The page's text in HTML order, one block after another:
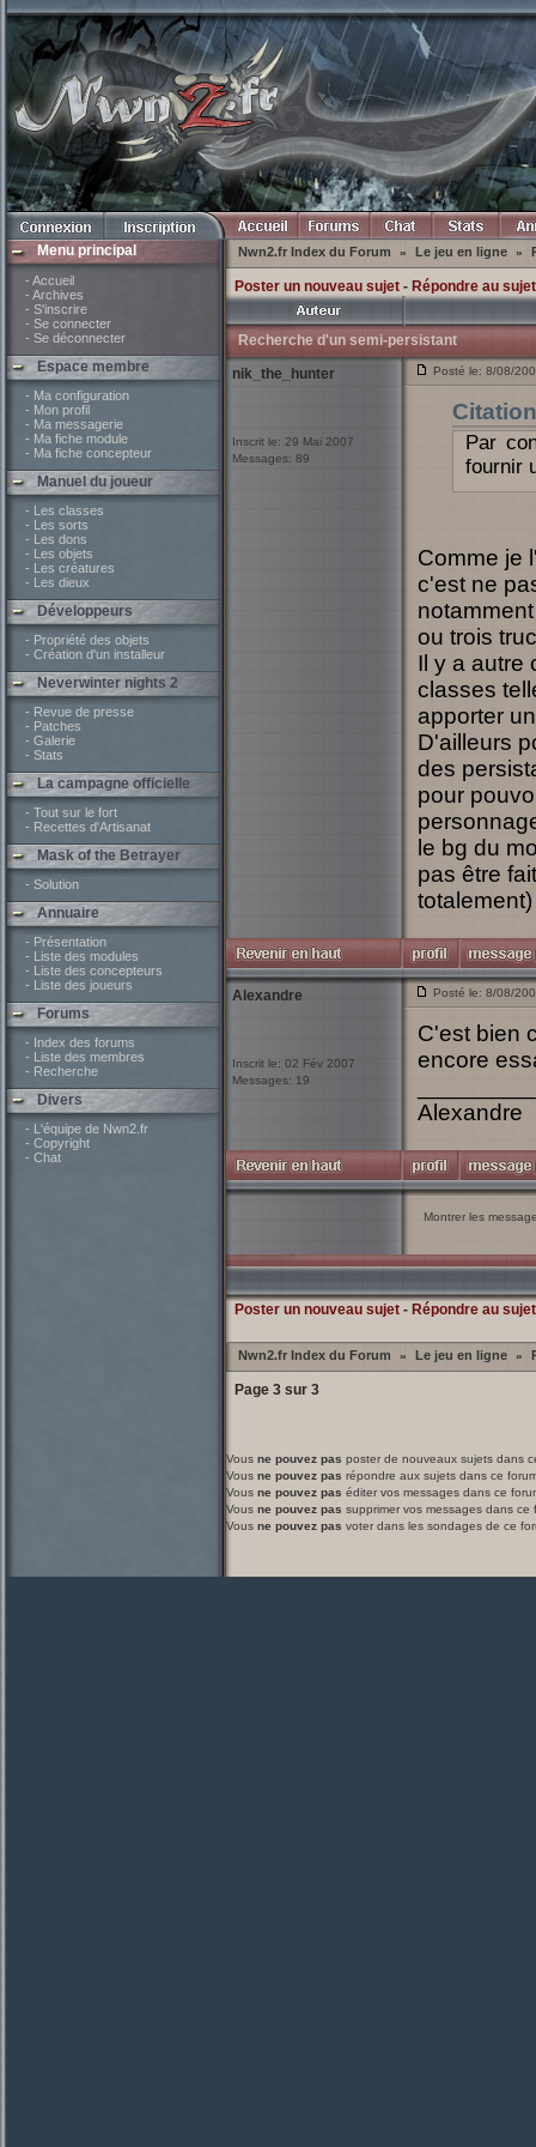
Menu principal
- Accueil
- Archives
- S'inscrire
- Se connecter
- Se déconnecter
Espace membre
- Ma configuration
- Mon profil
- Ma messagerie
- Ma fiche module
- Ma fiche concepteur
Manuel du joueur
- Les classes
- Les sorts
- Les dons
- Les objets
- Les créatures
- Les dieux
Développeurs
- Propriété des objets
- Création d'un installeur
Neverwinter nights 2
- Revue de presse
- Patches
- Galerie
- Stats
La campagne officielle
- Tout sur le fort
- Recettes d'Artisanat
Mask of the Betrayer
- Solution
Annuaire
- Présentation
- Liste des modules
- Liste des concepteurs
- Liste des joueurs
Forums
- Index des forums
- Liste des membres
- Recherche
Divers
- L'équipe de Nwn2.fr
- Copyright
- Chat
Nwn2.fr Index du Forum » Le jeu en ligne »
Poster un nouveau sujet- Répondre au sujet
Recherche d'un semi-persistant
nik_the_hunter
Inscrit le: 29 Mai 2007
Messages: 89
Posté le: 8/08/
Citation
Par
fournir
Comme je
c'est ne
ou trois
Il y a autre
classes
apporter
D'ailleurs
des
pour
le bg du
pas être
Alexandre
Inscrit le: 02 Fév 2007
Messages: 19
Posté le: 8/08/
C'est bien
encore
Alexandre
Montrer les
Poster un nouveau sujet- Répondre au sujet
Nwn2.fr Index du Forum » Le jeu en ligne »
Page 3sur 3
Vous ne pouvez pas poster de nouveaux sujets dans
Vous ne pouvez pas répondre aux sujets dans ce
Vous ne pouvez pas éditer vos messages dans ce
Vous ne pouvez pas supprimer vos messages dans ce
Vous ne pouvez pas voter dans les sondages de ce